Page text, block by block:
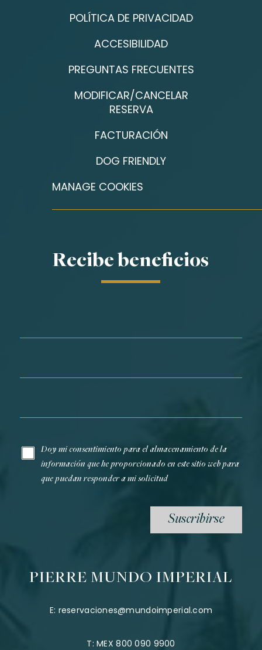
POLÍTICA DE PRIVACIDAD
ACCESIBILIDAD
PREGUNTAS FRECUENTES
MODIFICAR/CANCELAR
RESERVA
FACTURACIÓN
DOG FRIENDLY
MANAGE COOKIES
Recibe beneficios
Doy mi consentimiento para el almacenamiento de la
información que he proporcionado en este sitio web para
que puedan responder a mi solicitud
Suscribirse
PIERRE MUNDO IMPERIAL
E: reservaciones@mundoimperial.com
T:MEX 800 090 9900